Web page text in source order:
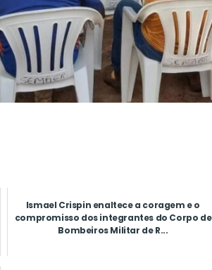
Ismael Crispin enaltece a coragem e o
compromisso dos integrantes do Corpo de
Bombeiros Militar de R...